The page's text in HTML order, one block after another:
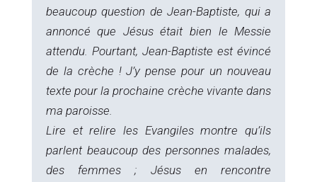
beaucoup question de Jean-Baptiste, qui a
annoncé que Jésus était bien le Messie
attendu. Pourtant, Jean-Baptiste est évincé
de la crèche ! J’y pense pour un nouveau
texte pour la prochaine crèche vivante dans
ma paroisse.
Lire et relire les Evangiles montre qu’ils
parlent beaucoup des personnes malades,
des femmes ; Jésus en rencontre